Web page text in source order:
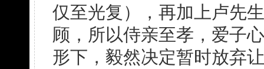
仅至光复），再加上卢先
顾，所以侍亲至孝，爱子
形下，毅然决定暂时放弃